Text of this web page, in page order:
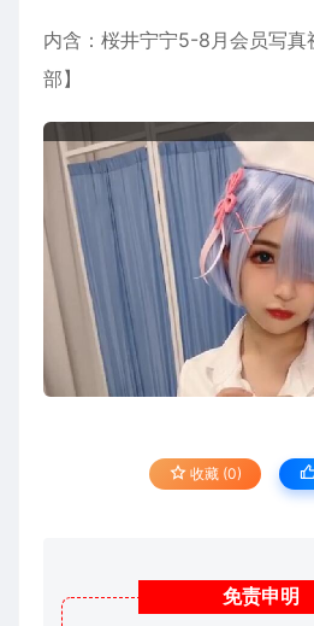
内含： 桜井宁宁5-8月会员写真
部】
收藏 (0)
免责申明